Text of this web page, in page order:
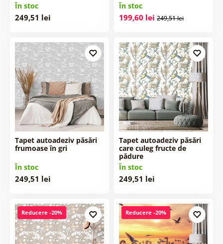
În stoc
249,51 lei
În stoc
199,60 lei 249,51 lei
Tapet autoadeziv păsări
frumoase în gri
În stoc
249,51 lei
Tapet autoadeziv păsări
care culeg fructe de
pădure
În stoc
249,51 lei
Reducere -20% Reducere -20%